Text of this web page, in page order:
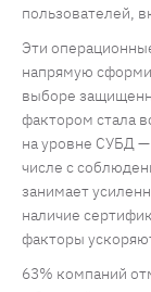
пользователей,
Эти
напрямую
выборе
фактором стала
на уровне СУБД —
числе с
занимает
наличие
факторы
63% компаний